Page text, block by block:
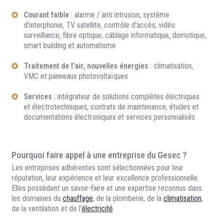
Courant faible : alarme / anti intrusion, système
d'interphonie, TV satellite, contrôle d'accès, vidéo
surveillance, fibre optique, câblage informatique, domotique,
smart building et automatisme
Traitement de l'air, nouvelles énergies : climatisation,
VMC et panneaux photovoltaïques
Services : intégrateur de solutions complètes électriques
et électrotechniques, contrats de maintenance, études et
documentations électroniques et services personnalisés
Pourquoi faire appel à une entreprise du Gesec ?
Les entreprises adhérentes sont sélectionnées pour leur
réputation, leur expérience et leur excellence professionnelle.
Elles possèdent un savoir-faire et une expertise reconnus dans
les domaines du chauffage, de la plomberie, de la climatisation,
de la ventilation et de l'électricité.